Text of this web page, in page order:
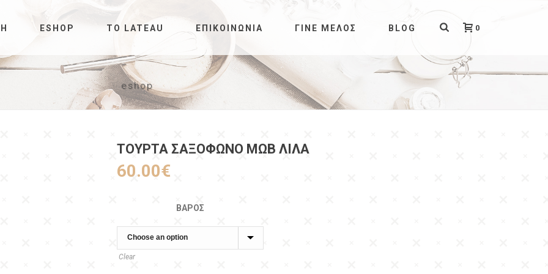
ESHOP ΤΟ LATEAU ΕΠΙΚΟΙΝΩΝΊΑ ΓΊΝΕ ΜΈΛΟΣ BLOG 0
eshop
ΤΟΥΡΤΑ ΣΑΞΟΦΩΝΟ ΜΩΒ ΛΙΛΑ
60.00€
ΒΆΡΟΣ
Clear